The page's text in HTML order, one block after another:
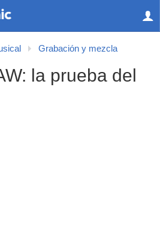
Grabación y mezcla
la prueba del